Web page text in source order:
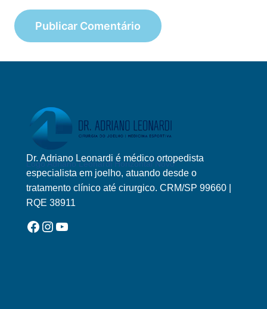
Logo Adriano Leonardi Horizontal Novo
Dr. Adriano Leonardi é médico ortopedista
especialista em joelho, atuando desde o
tratamento clínico até cirurgico. CRM/SP 99660 |
RQE 38911
Facebook
Instagram
YouTube